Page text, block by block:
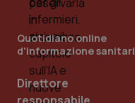
Quotidiano online
d'informazione
Direttore
Nome
_ga_0VMQEQKQ1N
Nome